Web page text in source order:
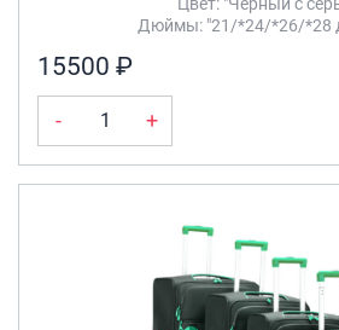
Дюймы: "21/*24/*26/*28
15500 ₽
- +